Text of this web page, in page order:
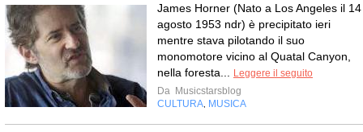
James Horner (Nato a Los Angeles il 14
agosto 1953 ndr) è precipitato ieri
mentre stava pilotando il suo
monomotore vicino al Quatal Canyon,
nella foresta...
Leggere il seguito
Da Musicstarsblog
CULTURA MUSICA